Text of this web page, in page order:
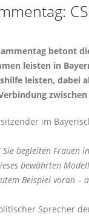
betont
leisten in
leisten, dabei
im
begleiten Frauen
bewährten
Beispiel voran –
Sprecher